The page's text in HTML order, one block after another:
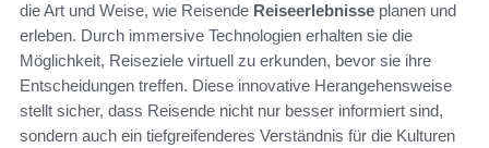
die Art und Weise, wie Reisende Reiseerlebnisse planen und
erleben. Durch immersive Technologien erhalten sie die
Möglichkeit, Reiseziele virtuell zu erkunden, bevor sie ihre
Entscheidungen treffen. Diese innovative Herangehensweise
stellt sicher, dass Reisende nicht nur besser informiert sind,
sondern auch ein tiefgreifenderes Verständnis für die Kulturen